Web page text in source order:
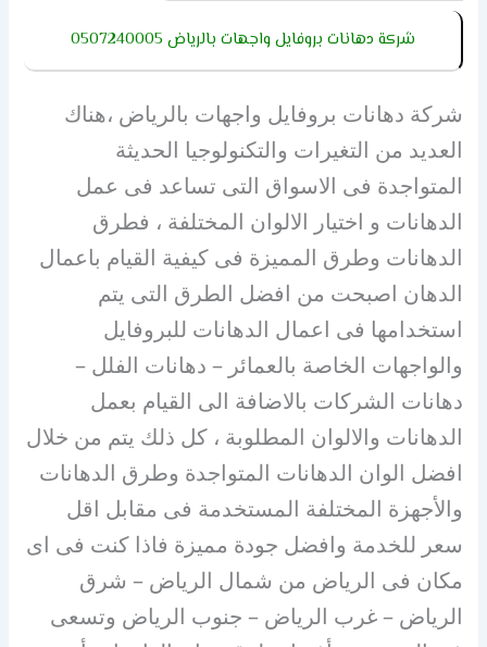
شركة دهانات بروفايل واجهات بالرياض 0507240005
شركة دهانات بروفايل واجهات بالرياض ،هناك
العديد من التغيرات والتكنولوجيا الحديثة
المتواجدة فى الاسواق التى تساعد فى عمل
الدهانات و اختيار الالوان المختلفة ، فطرق
الدهانات وطرق المميزة فى كيفية القيام باعمال
الدهان اصبحت من افضل الطرق التى يتم
استخدامها فى اعمال الدهانات للبروفايل
والواجهات الخاصة بالعمائر – دهانات الفلل –
دهانات الشركات بالاضافة الى القيام بعمل
الدهانات والالوان المطلوبة ، كل ذلك يتم من خلال
افضل الوان الدهانات المتواجدة وطرق الدهانات
والأجهزة المختلفة المستخدمة فى مقابل اقل
سعر للخدمة وافضل جودة مميزة فاذا كنت فى اى
مكان فى الرياض من شمال الرياض – شرق
الرياض – غرب الرياض – جنوب الرياض وتسعى